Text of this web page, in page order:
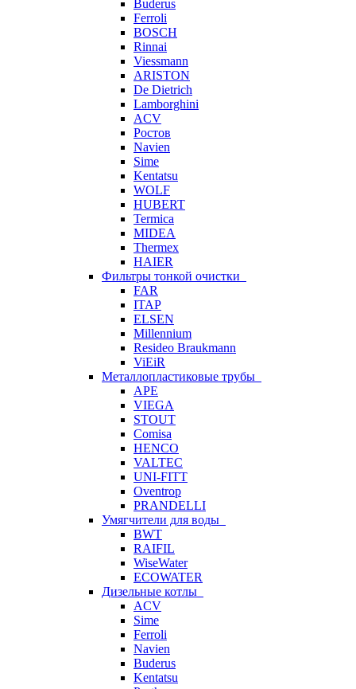
Buderus
Ferroli
BOSCH
Rinnai
Viessmann
ARISTON
De Dietrich
Lamborghini
ACV
Ростов
Navien
Sime
Kentatsu
WOLF
HUBERT
Termica
MIDEA
Thermex
HAIER
Фильтры тонкой очистки
FAR
ITAP
ELSEN
Millennium
Resideo Braukmann
ViEiR
Металлопластиковые трубы
APE
VIEGA
STOUT
Comisa
HENCO
VALTEC
UNI-FITT
Oventrop
PRANDELLI
Умягчители для воды
BWT
RAIFIL
WiseWater
ECOWATER
Дизельные котлы
ACV
Sime
Ferroli
Navien
Buderus
Kentatsu